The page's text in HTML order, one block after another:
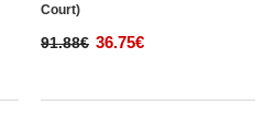
Court)
91.88€ 36.75€